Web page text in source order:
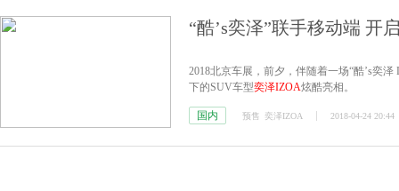
“酷’s奕泽”联手移动端 开
2018北京车展，前夕，伴随着一场“酷’s奕
下的SUV车型奕泽IZOA炫酷亮相。
国内 预售 奕泽IZOA 2018-04-24 20:44